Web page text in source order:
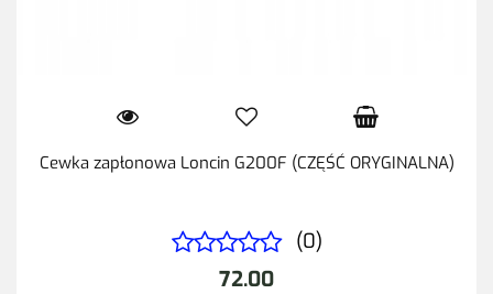
Cewka zapłonowa Loncin G200F (CZĘŚĆ ORYGINALNA)
(0)
72.00